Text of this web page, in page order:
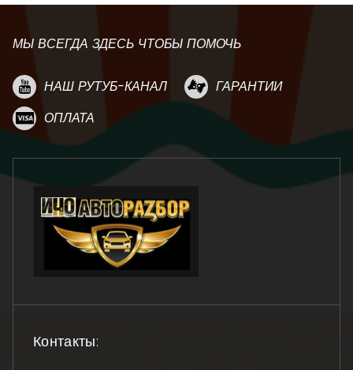
МЫ ВСЕГДА ЗДЕСЬ ЧТОБЫ ПОМОЧЬ
НАШ РУТУБ-КАНАЛ
ГАРАНТИИ
ОПЛАТА
Контакты: